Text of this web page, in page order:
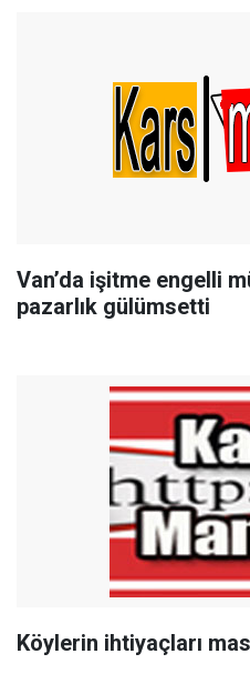
Van’da işitme engelli
pazarlık gülümsetti
Köylerin ihtiyaçları